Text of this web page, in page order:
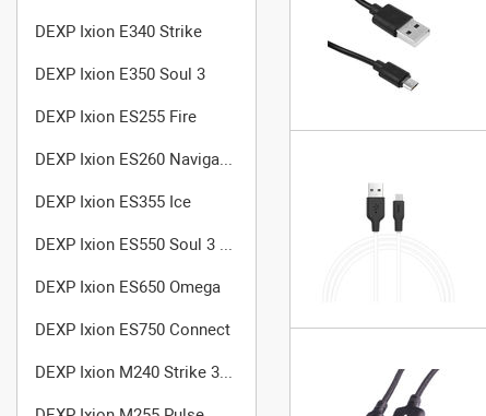
DEXP Ixion E340 Strike
DEXP Ixion E350 Soul 3
DEXP Ixion ES255 Fire
DEXP Ixion ES260 Navigator
DEXP Ixion ES355 Ice
DEXP Ixion ES550 Soul 3 Pro
DEXP Ixion ES650 Omega
DEXP Ixion ES750 Connect
DEXP Ixion M240 Strike 3 Pro